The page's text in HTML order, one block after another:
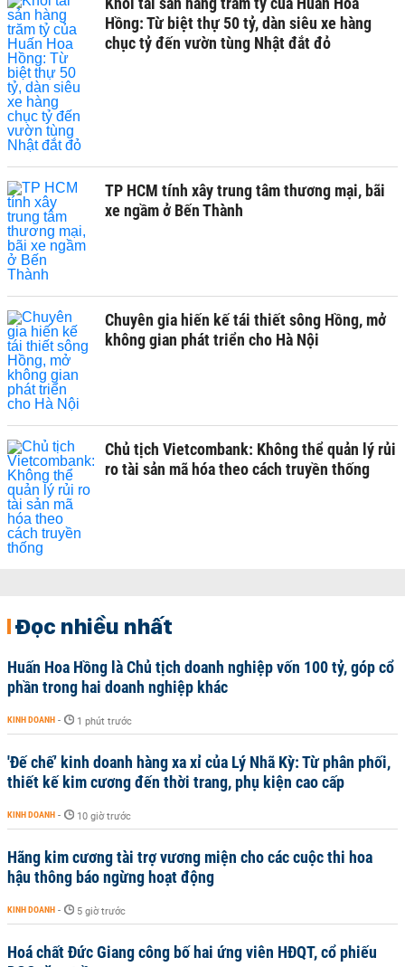
Hồng: Từ biệt thự 50 tỷ, dàn siêu xe hàng
chục tỷ đến vườn tùng Nhật đắt đỏ
TP HCM tính xây trung tâm thương mại, bãi
xe ngầm ở Bến Thành
Chuyên gia hiến kế tái thiết sông Hồng, mở
không gian phát triển cho Hà Nội
Chủ tịch Vietcombank: Không thể quản lý rủi
ro tài sản mã hóa theo cách truyền thống
Đọc nhiều nhất
Huấn Hoa Hồng là Chủ tịch doanh nghiệp vốn 100 tỷ, góp cổ
phần trong hai doanh nghiệp khác
KINH DOANH - 1 phút trước
'Đế chế’ kinh doanh hàng xa xỉ của Lý Nhã Kỳ: Từ phân phối,
thiết kế kim cương đến thời trang, phụ kiện cao cấp
KINH DOANH - 10 giờ trước
Hãng kim cương tài trợ vương miện cho các cuộc thi hoa
hậu thông báo ngừng hoạt động
KINH DOANH - 5 giờ trước
Hoá chất Đức Giang công bố hai ứng viên HĐQT, cổ phiếu